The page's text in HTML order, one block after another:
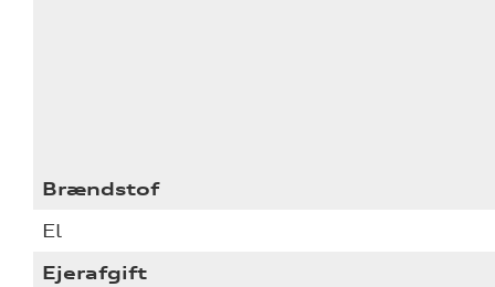
Brændstof
El
Ejerafgift